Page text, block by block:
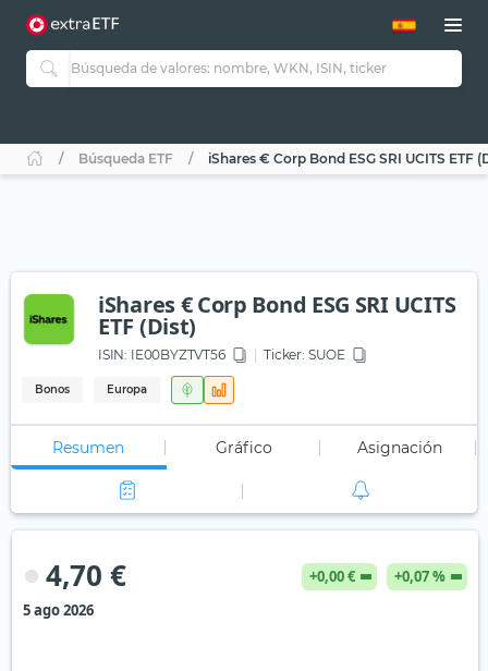
Búsqueda ETF iShares € Corp Bond ESG SRI UCITS ETF
iShares € Corp Bond ESG SRI UCITS
ETF (Dist)
ISIN: IE00BYZTVT56 Ticker: SUOE
Bonos Europa
Resumen Gráfico Asignación
4,70 € +0,00 €
+0,07 %
5 ago 2026